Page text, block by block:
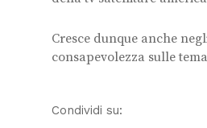
Cresce dunque anche
consapevolezza sulle
Condividi su: